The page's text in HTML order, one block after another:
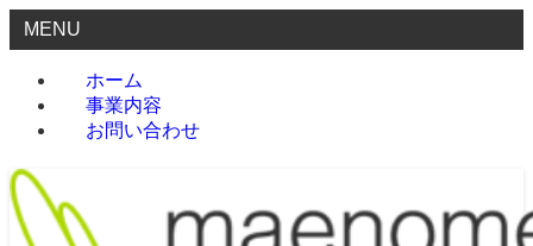
MENU
ホーム
事業内容
お問い合わせ